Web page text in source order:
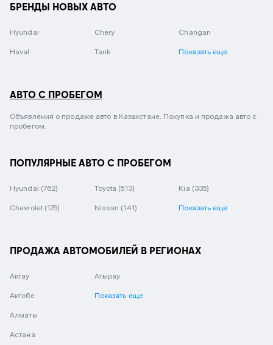
БРЕНДЫ НОВЫХ АВТО
Hyundai Chery Changan
Haval Tank Показать еще
АВТО С ПРОБЕГОМ
Объявления о продаже авто в Казахстане. Покупка и продажа авто с
пробегом.
ПОПУЛЯРНЫЕ АВТО С ПРОБЕГОМ
Hyundai (762) Toyota (513) Kia (335)
Chevrolet (175) Nissan (141) Показать еще
ПРОДАЖА АВТОМОБИЛЕЙ В РЕГИОНАХ
Актау
Актобе
Алматы
Астана
Атырау
Показать еще